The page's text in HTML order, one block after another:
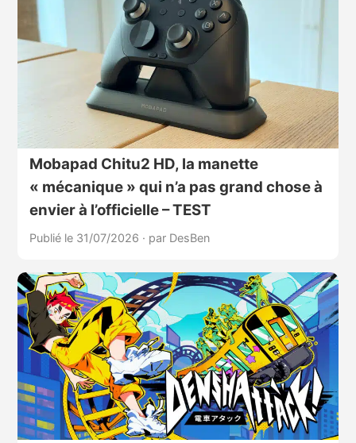
Mobapad Chitu2 HD, la manette
« mécanique » qui n’a pas grand chose à
envier à l’officielle – TEST
Publié le 31/07/2026 · par DesBen